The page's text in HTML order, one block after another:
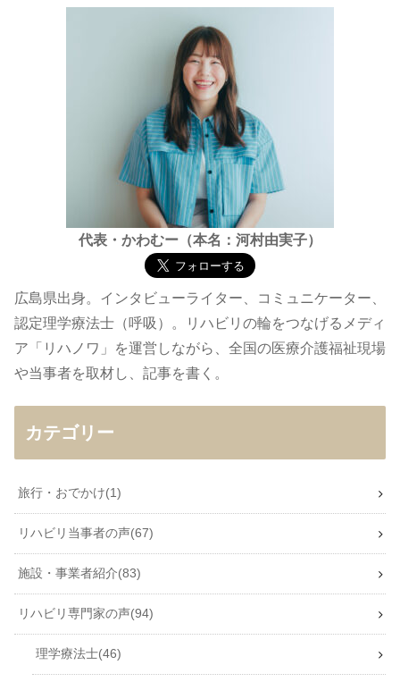
代表・かわむー（本名：河村由実子）
広島県出身。インタビューライター、コミュニケーター、
認定理学療法士（呼吸）。リハビリの輪をつなげるメディ
ア「リハノワ」を運営しながら、全国の医療介護福祉現場
や当事者を取材し、記事を書く。
カテゴリー
旅行・おでかけ 1
リハビリ当事者の声 67
施設・事業者紹介 83
リハビリ専門家の声 94
理学療法士 46